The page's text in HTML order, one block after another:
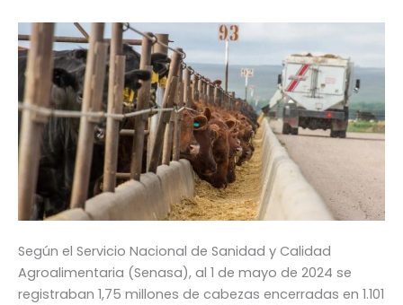
Según el Servicio Nacional de Sanidad y Calidad
Agroalimentaria (Senasa), al 1 de mayo de 2024 se
registraban 1,75 millones de cabezas encerradas en 1.101